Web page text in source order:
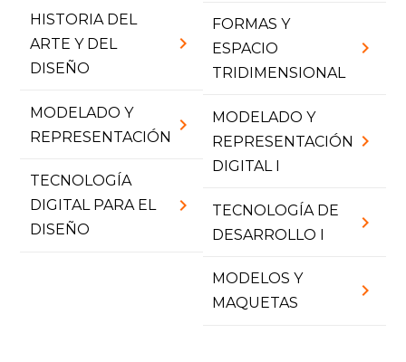
HISTORIA DEL
ARTE Y DEL
DISEÑO
chevron_right
MODELADO Y
REPRESENTACIÓN
chevron_right
TECNOLOGÍA
DIGITAL PARA EL
DISEÑO
chevron_right
FORMAS Y
ESPACIO
TRIDIMENSIONAL
chevron_right
MODELADO Y
REPRESENTACIÓN
DIGITAL I
chevron_right
TECNOLOGÍA DE
DESARROLLO I
chevron_right
MODELOS Y
MAQUETAS
chevron_right